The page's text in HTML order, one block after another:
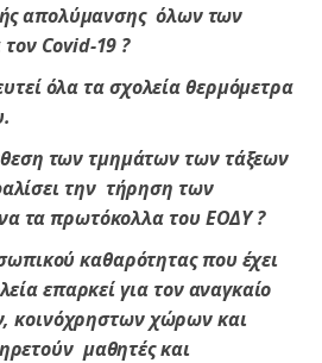
απολύμανσης όλων των
Covid-19 ?
όλα τασχολεία θερμόμετρα
των τμημάτων των τάξεων
την τήρηση των
τα πρωτόκολλα του ΕΟΔΥ ?
καθαρότητας που έχει
επαρκεί για τον αναγκαίο
κοινόχρηστων χώρων και
μαθητές και